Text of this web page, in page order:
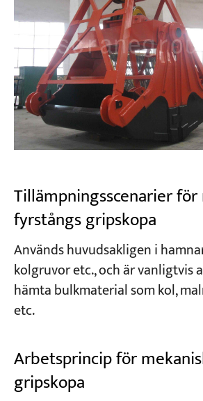
Tillämpningsscenarier
fyrstångs gripskopa
Används huvudsakligen i
kolgruvor etc., och är vanligtvis
hämta bulkmaterial som kol,
etc.
Arbetsprincip för
gripskopa